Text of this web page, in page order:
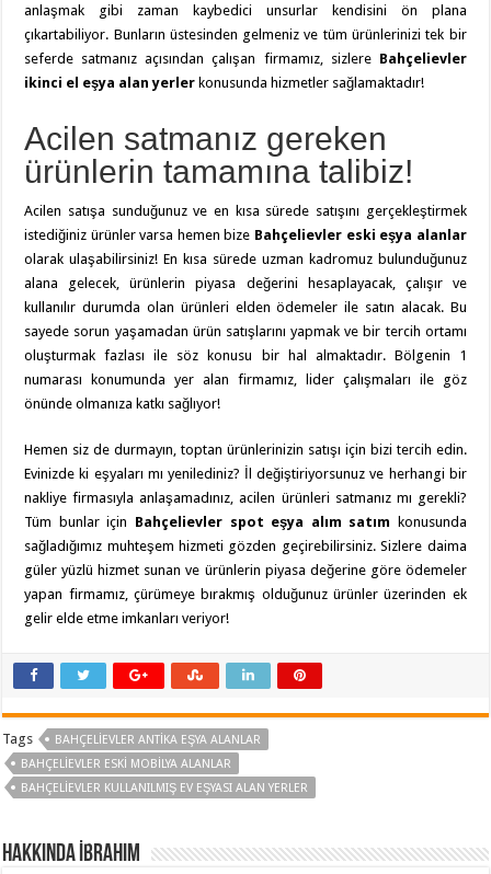
anlaşmak gibi zaman kaybedici unsurlar kendisini ön plana
çıkartabiliyor. Bunların üstesinden gelmeniz ve tüm ürünlerinizi tek bir
seferde satmanız açısından çalışan firmamız, sizlere Bahçelievler
ikinci el eşya alan yerler konusunda hizmetler sağlamaktadır!
Acilen satmanız gereken
ürünlerin tamamına talibiz!
Acilen satışa sunduğunuz ve en kısa sürede satışını gerçekleştirmek
istediğiniz ürünler varsa hemen bize Bahçelievler eski eşya alanlar
olarak ulaşabilirsiniz! En kısa sürede uzman kadromuz bulunduğunuz
alana gelecek, ürünlerin piyasa değerini hesaplayacak, çalışır ve
kullanılır durumda olan ürünleri elden ödemeler ile satın alacak. Bu
sayede sorun yaşamadan ürün satışlarını yapmak ve bir tercih ortamı
oluşturmak fazlası ile söz konusu bir hal almaktadır. Bölgenin 1
numarası konumunda yer alan firmamız, lider çalışmaları ile göz
önünde olmanıza katkı sağlıyor!
Hemen siz de durmayın, toptan ürünlerinizin satışı için bizi tercih edin.
Evinizde ki eşyaları mı yenilediniz? İl değiştiriyorsunuz ve herhangi bir
nakliye firmasıyla anlaşamadınız, acilen ürünleri satmanız mı gerekli?
Tüm bunlar için Bahçelievler spot eşya alım satım konusunda
sağladığımız muhteşem hizmeti gözden geçirebilirsiniz. Sizlere daima
güler yüzlü hizmet sunan ve ürünlerin piyasa değerine göre ödemeler
yapan firmamız, çürümeye bırakmış olduğunuz ürünler üzerinden ek
gelir elde etme imkanları veriyor!
Tags
BAHÇELIEVLER ANTIKA EŞYA ALANLAR
BAHÇELIEVLER ESKI MOBILYA ALANLAR
BAHÇELIEVLER KULLANILMIŞ EV EŞYASI ALAN YERLER
Hakkında İbrahim